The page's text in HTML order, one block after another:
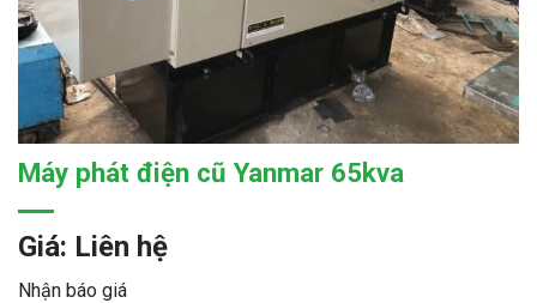
Máy phát điện cũ Yanmar 65kva
Giá: Liên hệ
Nhận báo giá